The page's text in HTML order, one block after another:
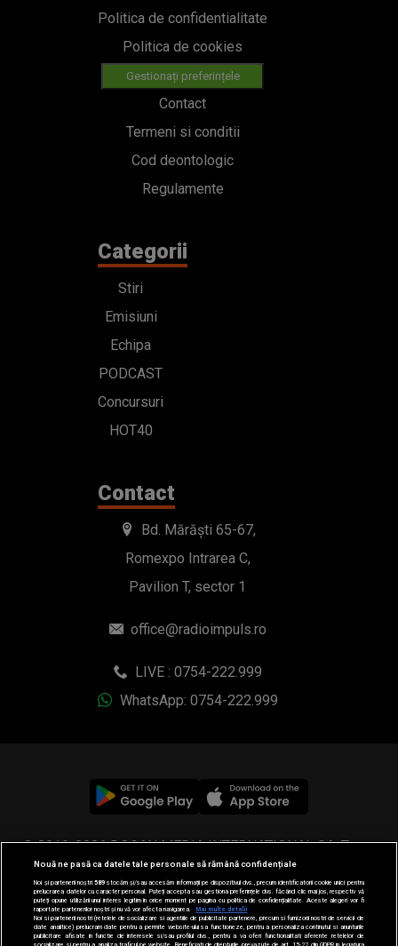
Politica de confidentialitate
Politica de cookies
Gestionați preferințele
Contact
Termeni si conditii
Cod deontologic
Regulamente
Categorii
Stiri
Emisiuni
Echipa
PODCAST
Concursuri
HOT40
Contact
Bd. Mărăști 65-67,
Romexpo Intrarea C,
Pavilion T, sector 1
office@radioimpuls.ro
LIVE : 0754-222.999
WhatsApp: 0754-222.999
© 2019-2026 DOGAN MEDIA INTERNATIONAL SA, Toate
drepturile rezervate.
Nouă ne pasă ca datele tale personale să rămână confidențiale
Noi și partenerii noștri589stocăm și/sau accesăm informații pe dispozitivul dvs., precum identificatorii cookie unici pentru
prelucrarea datelor cu caracter personal. Puteți accepta sau gestiona preferințele dvs. făcând clic mai jos, respectiv vă
puteți opune utilizării unui interes legitim în orice moment pe pagina cu politica de confidențialitate. Aceste alegeri vor fi
raportate partenerilor noștri și nu vă vor afecta navigarea.
Mai multe detalii
Noi si partenerii nostri (retelele de socializare si agentiile de publicitate partenere, precum si furnizorii nostri de servicii de
date analitice) prelucram date pentru a permite website-ului sa functioneze, pentru a personaliza continutul si anunturile
publicitare afisate in functie de interesele si/sau profilul dvs., pentru a va oferi functionalitati aferente retelelor de
socializare si pentru a analiza traficul pe website. Beneficiati de drepturile prevazute de art. 15-22 din GDPR in legatura